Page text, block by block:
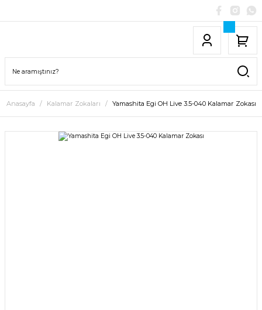
Anasayfa Kalamar Zokaları Yamashita Egi OH Live 3.5-040 Kalamar Zokası